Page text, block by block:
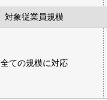
対象従業員規模
全ての規模に対応